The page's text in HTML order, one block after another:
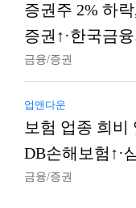
증권주 2% 하
증권↑·한국금
금융/증권
업앤다운
보험 업종 희
DB손해보험↑·
금융/증권